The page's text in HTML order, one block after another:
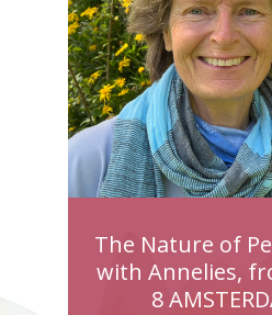
The Nature of
with Annelies,
8